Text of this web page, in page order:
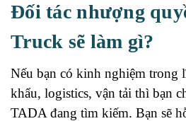
Đối tác nhượng
Truck sẽ làm gì?
Nếu bạn có kinh nghiệm trong
khẩu, logistics, vận tải thì bạn
TADA đang tìm kiếm. Bạn sẽ